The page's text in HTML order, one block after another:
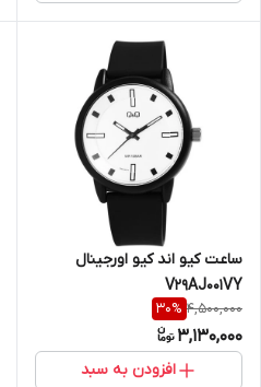
ساعت کیو اند کیو اورجینال
V29AJ001VY
4,500,000
30%
3,130,000
افزودن به سبد